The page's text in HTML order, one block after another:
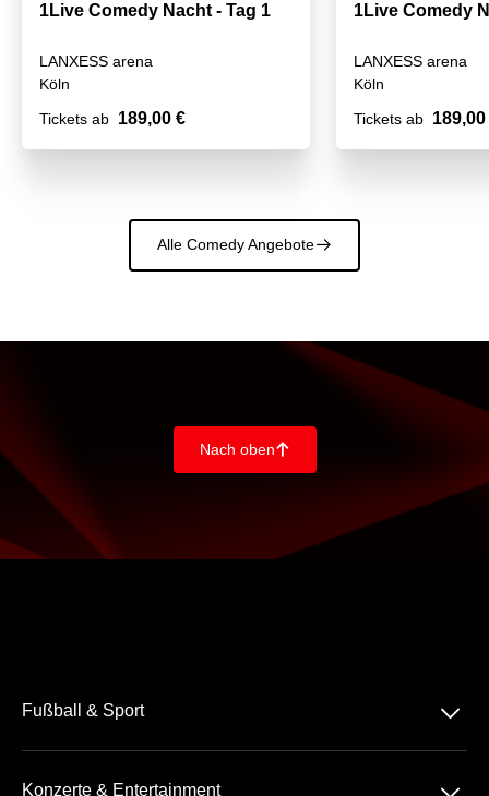
1Live Comedy Nacht - Tag 1
LANXESS arena
Köln
Tickets ab 189,00 €
LANXESS arena
Köln
Tickets ab 189,00
Alle Comedy Angebote􀄫
Nach oben􀄨
Fußball & Sport 􀆈
Konzerte & Entertainment